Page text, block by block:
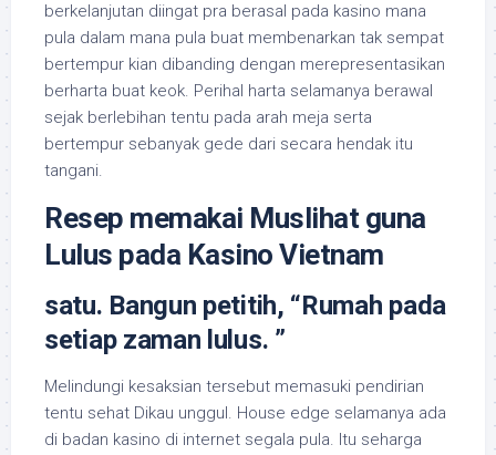
berkelanjutan diingat pra berasal pada kasino mana
pula dalam mana pula buat membenarkan tak sempat
bertempur kian dibanding dengan merepresentasikan
berharta buat keok. Perihal harta selamanya berawal
sejak berlebihan tentu pada arah meja serta
bertempur sebanyak gede dari secara hendak itu
tangani.
Resep memakai Muslihat guna
Lulus pada Kasino Vietnam
satu. Bangun petitih, “Rumah pada
setiap zaman lulus. ”
Melindungi kesaksian tersebut memasuki pendirian
tentu sehat Dikau unggul. House edge selamanya ada
di badan kasino di internet segala pula. Itu seharga